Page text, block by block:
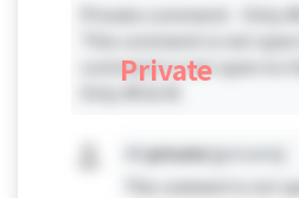
Private comment - Only #0
This comment is not
comment is not open to
Private
private [private]
This comment is not